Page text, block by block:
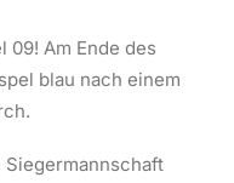
09! Am Ende des
blau nach einem